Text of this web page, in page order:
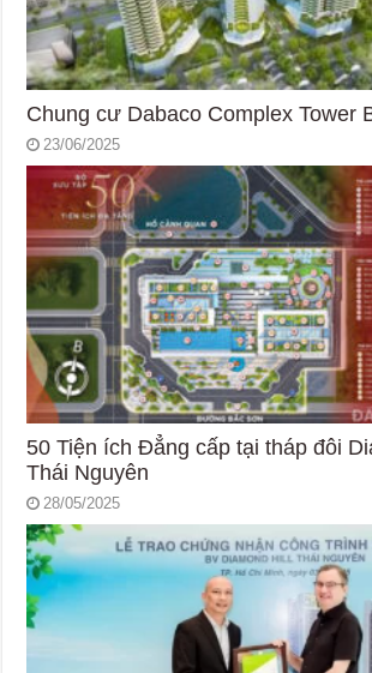
Chung cư Dabaco Complex Tower
23/06/2025
50 Tiện ích Đẳng cấp tại tháp đôi
Thái Nguyên
28/05/2025